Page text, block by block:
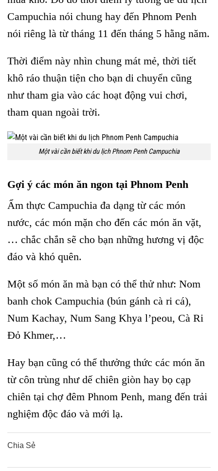
Campuchia nói chung hay đến Phnom Penh
nói riêng là từ tháng 11 đến tháng 5 hằng năm.
Thời điểm này nhìn chung mát mẻ, thời tiết
khô ráo thuận tiện cho bạn di chuyển cũng
như tham gia vào các hoạt động vui chơi,
tham quan ngoài trời.
Một vài cần biết khi du lịch Phnom Penh Campuchia
Gợi ý các món ăn ngon tại Phnom Penh
Ẩm thực Campuchia đa dạng từ các món
nước, các món mặn cho đến các món ăn vặt,
… chắc chắn sẽ cho bạn những hương vị độc
đáo và khó quên.
Một số món ăn mà bạn có thể thử như: Nom
banh chok Campuchia (bún gánh cà ri cá),
Num Kachay, Num Sang Khya l’peou, Cà Ri
Đỏ Khmer,…
Hay bạn cũng có thể thưởng thức các món ăn
từ côn trùng như dế chiên giòn hay bọ cạp
chiên tại chợ đêm Phnom Penh, mang đến trải
nghiệm độc đáo và mới lạ.
Chia Sẻ